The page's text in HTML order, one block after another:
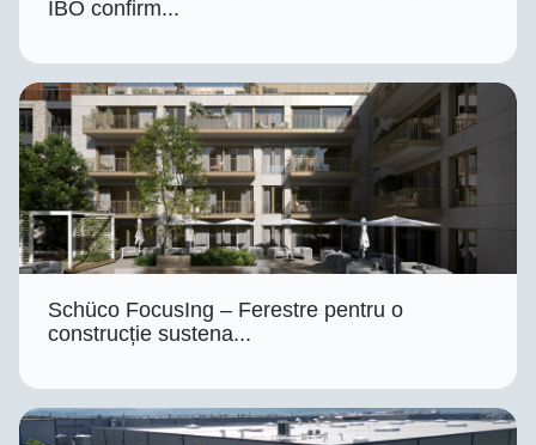
IBO confirm...
Schüco FocusIng – Ferestre pentru o
construcție sustena...